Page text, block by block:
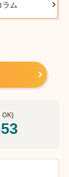
ラム
OK)